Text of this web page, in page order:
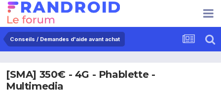
Conseils / Demandes d'aide avant achat
[SMA] 350€ - 4G - Phablette -
Multimedia